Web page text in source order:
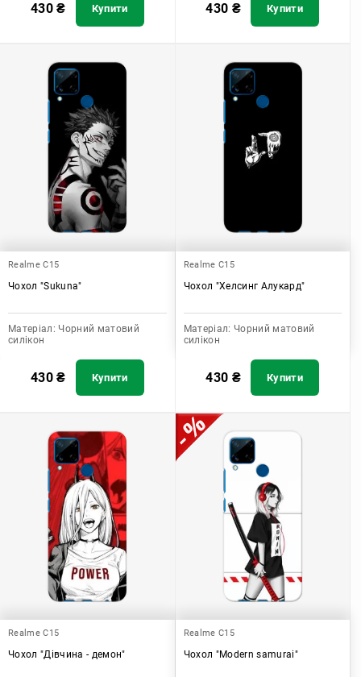
430₴ Купити 430 ₴ Купити
Realme C15
Чохол "Sukuna"
Матеріал: Чорний матовий
силікон
430₴ Купити
Realme C15
Чохол "Хелсинг Алукард"
Матеріал: Чорний матовий
силікон
430 ₴ Купити
Realme C15
Чохол "Дівчина - демон"
Realme C15
Чохол "Modern samurai"